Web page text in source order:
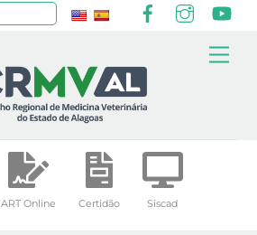
ART Online Certidão Siscad